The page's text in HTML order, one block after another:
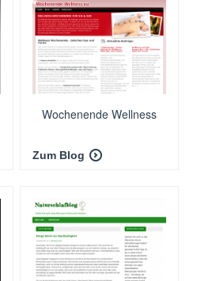
Wochenende Wellness
Zum Blog